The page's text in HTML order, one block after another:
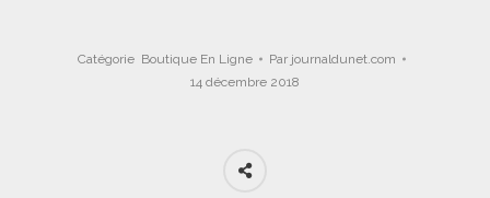
Catégorie Boutique En Ligne Par journaldunet.com
14 décembre 2018